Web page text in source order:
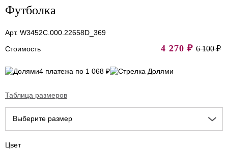
Футболка
Арт. W3452C.000.22658D_369
Стоимость
4 270 ₽ 6 100 ₽
4 платежа по 1 068 ₽
Таблица размеров
Выберите размер
Цвет